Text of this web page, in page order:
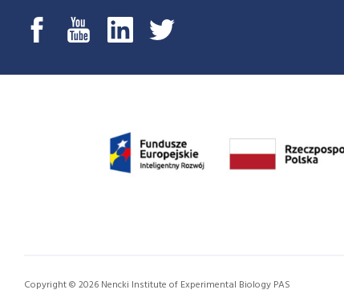
Copyright © 2026 Nencki Institute of Experimental Biology PAS